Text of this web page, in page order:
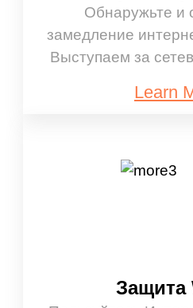
Обнаружьте и
замедление
Выступаем за
Learn
Защита